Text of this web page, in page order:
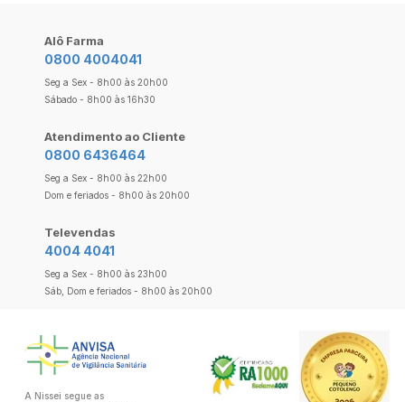
Alô Farma
0800 4004041
Seg a Sex - 8h00 às 20h00
Sábado - 8h00 às 16h30
Atendimento ao Cliente
0800 6436464
Seg a Sex - 8h00 às 22h00
Dom e feriados - 8h00 às 20h00
Televendas
4004 4041
Seg a Sex - 8h00 às 23h00
Sáb, Dom e feriados - 8h00 às 20h00
A Nissei segue as